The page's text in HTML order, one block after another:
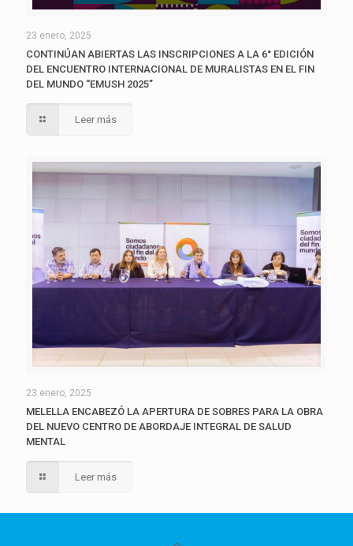
23 enero, 2025
CONTINÚAN ABIERTAS LAS INSCRIPCIONES A LA 6° EDICIÓN
DEL ENCUENTRO INTERNACIONAL DE MURALISTAS EN EL FIN
DEL MUNDO “EMUSH 2025”
Leer más
23 enero, 2025
MELELLA ENCABEZÓ LA APERTURA DE SOBRES PARA LA OBRA
DEL NUEVO CENTRO DE ABORDAJE INTEGRAL DE SALUD
MENTAL
Leer más